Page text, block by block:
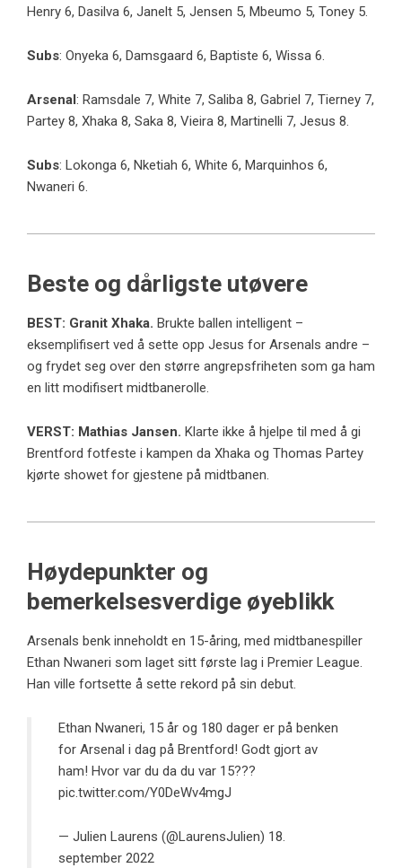
Henry 6, Dasilva 6, Janelt 5, Jensen 5, Mbeumo 5, Toney 5.
Subs: Onyeka 6, Damsgaard 6, Baptiste 6, Wissa 6.
Arsenal: Ramsdale 7, White 7, Saliba 8, Gabriel 7, Tierney 7,
Partey 8, Xhaka 8, Saka 8, Vieira 8, Martinelli 7, Jesus 8.
Subs: Lokonga 6, Nketiah 6, White 6, Marquinhos 6,
Nwaneri 6.
Beste og dårligste utøvere
BEST: Granit Xhaka. Brukte ballen intelligent – ​​
eksemplifisert ved å sette opp Jesus for Arsenals andre –
og frydet seg over den større angrepsfriheten som ga ham
en litt modifisert midtbanerolle.
VERST: Mathias Jansen. Klarte ikke å hjelpe til med å gi
Brentford fotfeste i kampen da Xhaka og Thomas Partey
kjørte showet for gjestene på midtbanen.
Høydepunkter og
bemerkelsesverdige øyeblikk
Arsenals benk inneholdt en 15-åring, med midtbanespiller
Ethan Nwaneri som laget sitt første lag i Premier League.
Han ville fortsette å sette rekord på sin debut.
Ethan Nwaneri, 15 år og 180 dager er på benken
for Arsenal i dag på Brentford! Godt gjort av
ham! Hvor var du da du var 15???
pic.twitter.com/Y0DeWv4mgJ
— Julien Laurens (@LaurensJulien) 18.
september 2022